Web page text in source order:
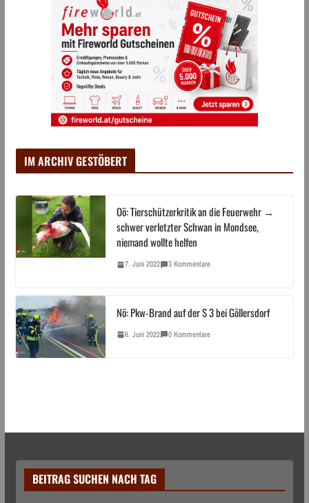
IM ARCHIV GESTÖBERT
Oö: Tierschützerkritik an die Feuerwehr →
schwer verletzter Schwan in Mondsee,
niemand wollte helfen
7. Juni 2022 3 Kommentare
Nö: Pkw-Brand auf der S 3 bei Göllersdorf
6. Juni 2022 0 Kommentare
BEITRAG SUCHEN NACH TAG